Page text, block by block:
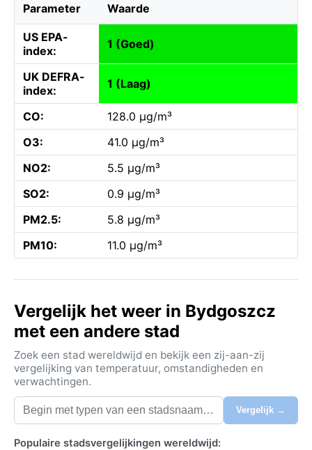
Parameter Waarde
US EPA-
index:
1 (Goed)
UK DEFRA-
index:
1 (Laag)
CO:
128.0 µg/m³
O3:
41.0 µg/m³
NO2:
5.5 µg/m³
SO2:
0.9 µg/m³
PM2.5:
5.8 µg/m³
PM10:
11.0 µg/m³
Vergelijk het weer in Bydgoszcz
met een andere stad
Zoek een stad wereldwijd en bekijk een zij-aan-zij
vergelijking van temperatuur, omstandigheden en
verwachtingen.
Vergelijk →
Populaire stadsvergelijkingen wereldwijd: